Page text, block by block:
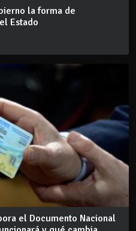
la forma de
Estado
el Documento Nacional